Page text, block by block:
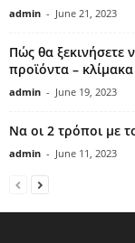
admin - June 21, 2023
Πώς θα ξεκινήσετε
προϊόντα –
admin - June 19, 2023
Να οι 2 τρόποι με
admin - June 11, 2023